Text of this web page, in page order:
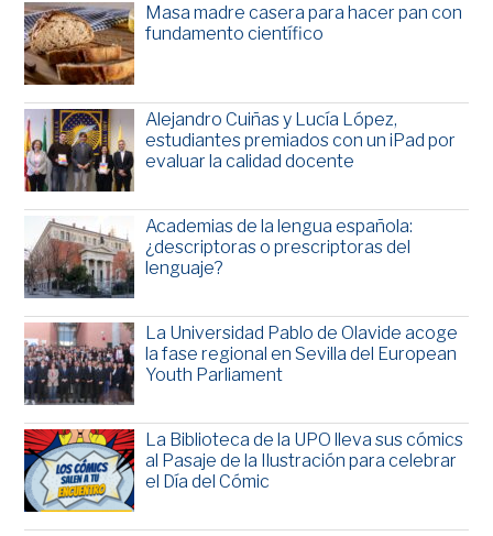
Masa madre casera para hacer pan con
fundamento científico
Alejandro Cuiñas y Lucía López,
estudiantes premiados con un iPad por
evaluar la calidad docente
Academias de la lengua española:
¿descriptoras o prescriptoras del
lenguaje?
La Universidad Pablo de Olavide acoge
la fase regional en Sevilla del European
Youth Parliament
La Biblioteca de la UPO lleva sus cómics
al Pasaje de la Ilustración para celebrar
el Día del Cómic